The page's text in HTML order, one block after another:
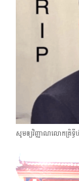
សូមឲ្យវិញ្ញាណលោកគ្រិទ្